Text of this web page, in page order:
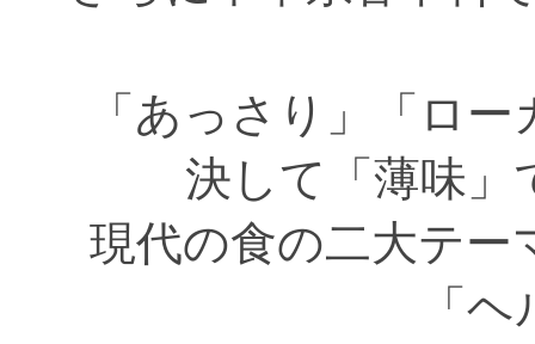
「あっさり」「ロ
決して「薄味」
現代の食の二大テー
「